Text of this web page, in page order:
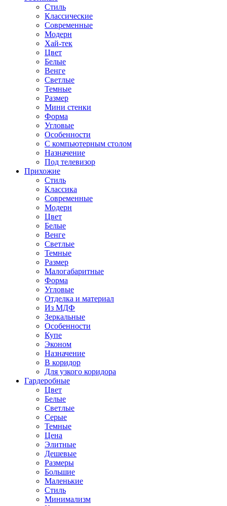
Стиль
Классические
Современные
Модерн
Хай-тек
Цвет
Белые
Венге
Светлые
Темные
Размер
Мини стенки
Форма
Угловые
Особенности
С компьютерным столом
Назначение
Под телевизор
Прихожие
Стиль
Классика
Современные
Модерн
Цвет
Белые
Венге
Светлые
Темные
Размер
Малогабаритные
Форма
Угловые
Отделка и материал
Из МДФ
Зеркальные
Особенности
Купе
Эконом
Назначение
В коридор
Для узкого коридора
Гардеробные
Цвет
Белые
Светлые
Серые
Темные
Цена
Элитные
Дешевые
Размеры
Большие
Маленькие
Стиль
Минимализм